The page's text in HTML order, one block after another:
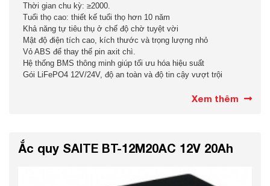
Thời gian chu kỳ: ≥2000.
Tuổi thọ cao: thiết kế tuổi thọ hơn 10 năm
Khả năng tự tiêu thụ ở chế độ chờ tuyệt vời
Mật độ điện tích cao, kích thước và trọng lượng nhỏ
Vỏ ABS để thay thế pin axit chì.
Hệ thống BMS thông minh giúp tối ưu hóa hiệu suất
Gói LiFePO4 12V/24V, độ an toàn và độ tin cậy vượt trội
Xem thêm
Ắc quy SAITE BT-12M20AC 12V 20Ah